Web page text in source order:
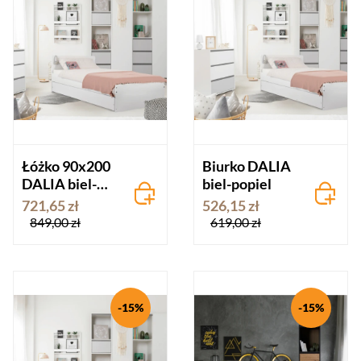
Łóżko 90x200
DALIA biel-
popiel
721,65 zł
849,00 zł
Biurko DALIA
biel-popiel
526,15 zł
619,00 zł
-15% -15%